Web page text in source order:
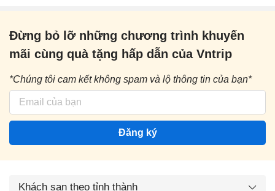
Đừng bỏ lỡ những chương trình khuyến
mãi cùng quà tặng hấp dẫn của Vntrip
*Chúng tôi cam kết không spam và lộ thông tin của bạn*
Đăng ký
Khách sạn theo tỉnh thành